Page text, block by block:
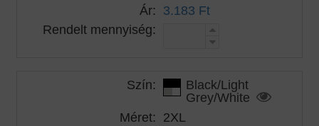
Ár: 3.183 Ft
Rendelt mennyiség:
Szín: Black/Light
Grey/White
Méret: 2XL